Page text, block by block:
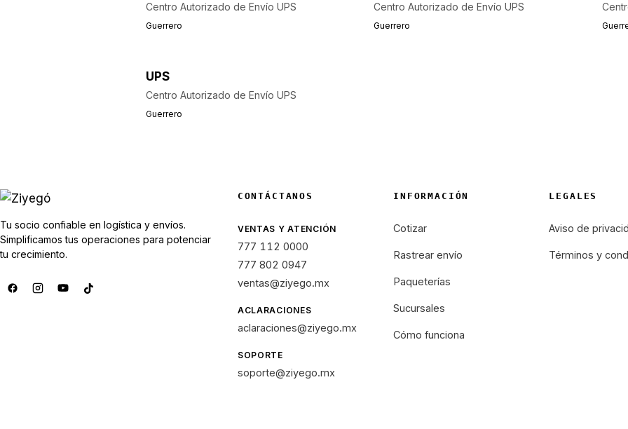
Centro Autorizado de Envío UPS
Guerrero
Centro Autorizado de Envío UPS
Guerrero
UPS
Centro Autorizado de Envío UPS
Guerrero
Tu socio confiable en logística y envíos.
Simplificamos tus operaciones para potenciar
tu crecimiento.
CONTÁCTANOS
VENTAS Y ATENCIÓN
777 112 0000
777 802 0947
ventas@ziyego.mx
ACLARACIONES
aclaraciones@ziyego.mx
SOPORTE
soporte@ziyego.mx
INFORMACIÓN
Cotizar
Rastrear envío
Paqueterías
Sucursales
Cómo funciona
LEGALES
Aviso de
Términos y